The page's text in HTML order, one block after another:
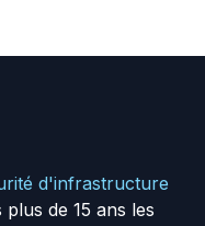
d'infrastructure
de 15 ans les